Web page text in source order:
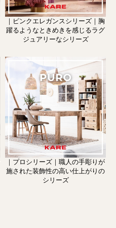
｜ピンクエレガンスシリーズ｜胸
躍るようなときめきを感じるラグ
ジュアリーなシリーズ
｜プロシリーズ｜職人の手彫りが
施された装飾性の高い仕上がりの
シリーズ